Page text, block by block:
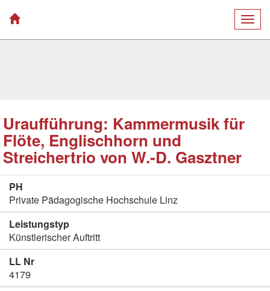
Uraufführung: Kammermusik für
Flöte, Englischhorn und
Streichertrio von W.-D. Gasztner
PH
Private Pädagogische Hochschule Linz
Leistungstyp
Künstlerischer Auftritt
LL Nr
4179